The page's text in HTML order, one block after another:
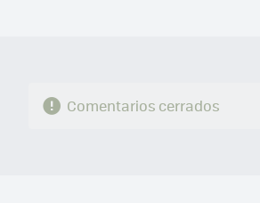
Comentarios cerrados